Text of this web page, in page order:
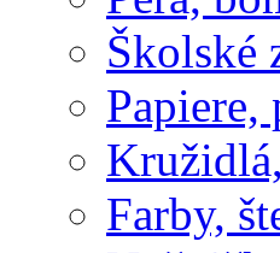
Školské
Farby,